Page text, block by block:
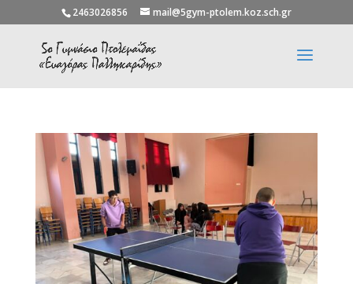
2463026856 mail@5gym-ptolem.koz.sch.gr